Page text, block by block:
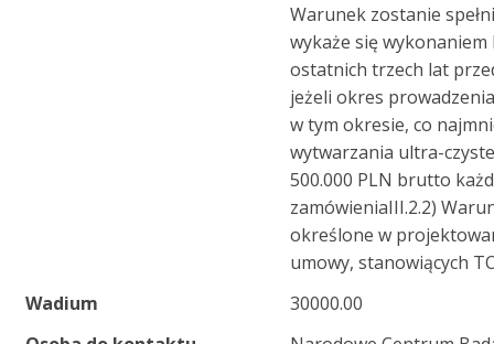
Warunek zostanie
wykaże się
ostatnich trzech lat
jeżeli okres
w tym okresie, co
wytwarzania ultra-
500.000 PLN brutto
zamówieniaIII.2.2)
określone w
umowy, stanowiących
Wadium
30000.00